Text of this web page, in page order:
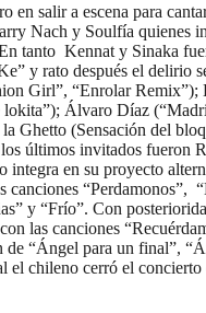
en salir a escena para
Nach y Soulfía quienes
tanto Kennat y Sinaka
y rato después el delirio
Girl”, “Enrolar Remix”);
lokita”); Álvaro Díaz
Ghetto (Sensación del
últimos invitados fueron
integra en su proyecto
canciones “Perdamonos”,
y “Frío”. Con
las canciones
de “Ángel para un final”,
el chileno cerró el